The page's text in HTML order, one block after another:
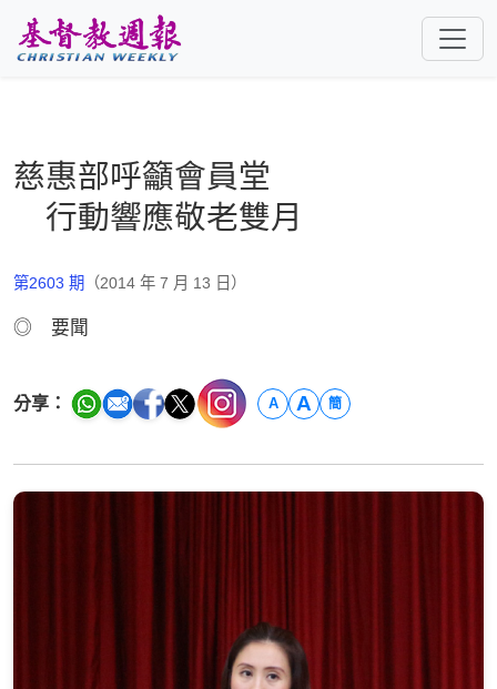
慈惠部呼籲會員堂
行動響應敬老雙月
第2603 期 （2014 年 7 月 13 日）
◎ 要聞
分享： A A 簡